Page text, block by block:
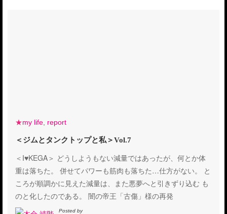
★my life report
＜ジムとタンクトップと私＞Vol.7
＜I♥KEGA＞ どうしようもない減量ではあったが、何とか体
重は落ちた。 併せてパワーも筋肉も落ちた…仕方がない。 と
ころが順調かに見えた減量は、また悪夢へと引きずり込む も
のと化したのである。 闇の帝王「古傷」様の再発
Posted by